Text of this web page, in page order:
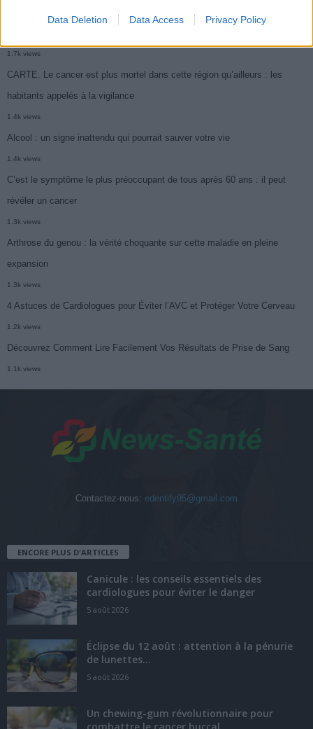
Data Deletion Data Access Privacy Policy
1.7k views
CARTE. Le cancer est plus mortel dans cette région qu’ailleurs : les
habitants appelés à la vigilance
1.4k views
Alcool : un signe inattendu qui pourrait sauver votre vie
1.4k views
C’est le symptôme le plus préoccupant de tous après 60 ans : il peut
révéler un cancer
1.3k views
Arthrose du genou : la vérité choquante sur cette maladie en pleine
expansion
1.3k views
4 Astuces de Cardiologues pour Éviter l’AVC et Protéger Votre Cerveau
1.2k views
Découvrez Comment Lire Facilement Vos Résultats de Prise de Sang
1.1k views
Contactez-nous: edentify95@gmail.com
ENCORE PLUS D'ARTICLES
Canicule : les conseils essentiels des
cardiologues pour éviter le danger
5 août 2026
Éclipse du 12 août : attention à la pénurie
de lunettes...
5 août 2026
Un chewing-gum révolutionnaire pour